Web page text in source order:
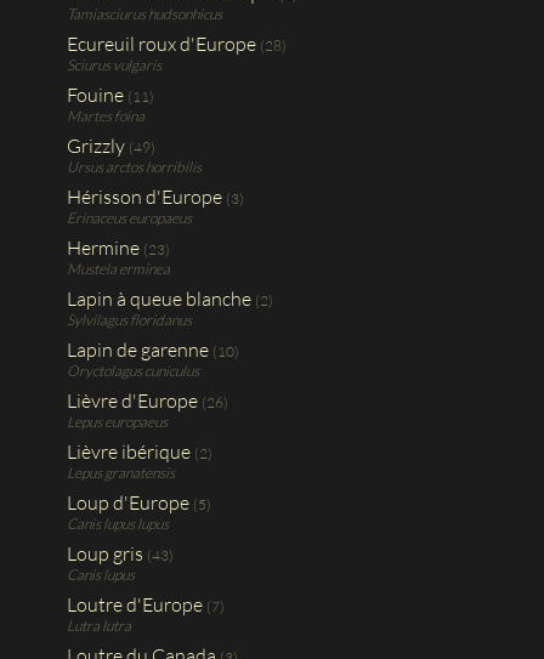
Tamiasciurus hudsonhicus
Ecureuil roux d'Europe (28)
Sciurus vulgaris
Fouine (11)
Martes foina
Grizzly (49)
Ursus arctos horribilis
Hérisson d'Europe (3)
Erinaceus europaeus
Hermine (23)
Mustela erminea
Lapin à queue blanche (2)
Sylvilagus floridanus
Lapin de garenne (10)
Oryctolagus cuniculus
Lièvre d'Europe (26)
Lepus europaeus
Lièvre ibérique (2)
Lepus granatensis
Loup d'Europe (5)
Canis lupus lupus
Loup gris (43)
Canis lupus
Loutre d'Europe (7)
Lutra lutra